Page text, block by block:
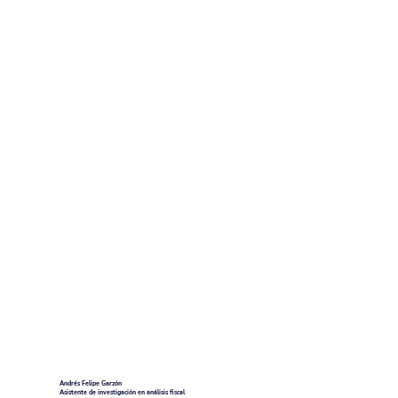
Andrés Felipe Garzón
Asistente de investigación en análisis fiscal